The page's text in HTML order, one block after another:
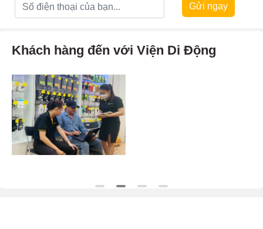
Gửi ngay
Khách hàng đến với Viện Di Động